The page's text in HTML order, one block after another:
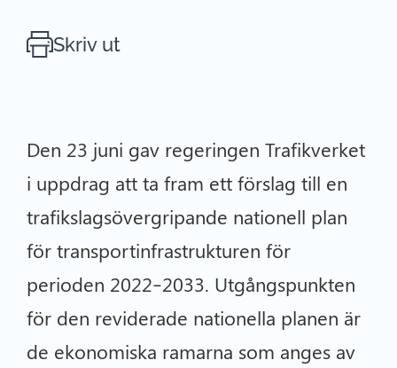
Skriv ut
Den 23 juni gav regeringen Trafikverket
i uppdrag att ta fram ett förslag till en
trafik­slags­övergripande nationell plan
för transportinfrastrukturen för
perioden 2022–2033. Utgångspunkten
för den reviderade nationella planen är
de ekonomiska ramarna som anges av